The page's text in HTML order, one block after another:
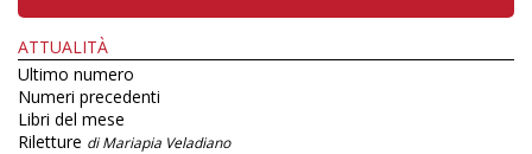
ATTUALITÀ
Ultimo numero
Numeri precedenti
Libri del mese
Riletture di Mariapia Veladiano